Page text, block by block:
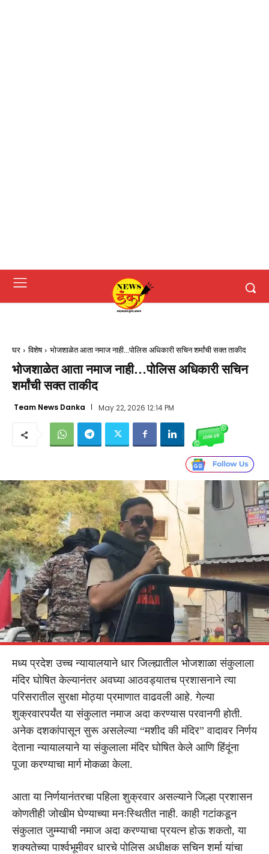
घर विशेष भोजशाळेत आता नमाज नाही...पोलिस अधिकारी सचिन शर्मांची सक्त ताकीद
भोजशाळेत आता नमाज नाही…पोलिस अधिकारी सचिन
शर्मांची सक्त ताकीद
Team News Danka May 22, 2026 12:14 PM
मध्य प्रदेश उच्च न्यायालयाने धार जिल्ह्यातील भोजशाळा संकुलाला
मंदिर घोषित केल्यानंतर अवघ्या आठवड्यातच प्रशासनाने त्या
परिसरातील सुरक्षा मोठ्या प्रमाणात वाढवली आहे. गेल्या
शुक्रवारपर्यंत या संकुलात नमाज अदा करण्यास परवानगी होती.
अनेक दशकांपासून सुरू असलेल्या “मशीद की मंदिर” वादावर निर्णय
देताना न्यायालयाने या संकुलाला मंदिर घोषित केले आणि हिंदूंना
पूजा करण्याचा मार्ग मोकळा केला.
आता या निर्णयानंतरचा पहिला शुक्रवार असल्याने जिल्हा प्रशासन
कोणतीही जोखीम घेण्याच्या मनःस्थितीत नाही. काही गटांकडून
संकुलात जुम्म्याची नमाज अदा करण्याचा प्रयत्न होऊ शकतो, या
शक्यतेच्या पार्श्वभूमीवर धारचे पोलिस अधीक्षक सचिन शर्मा यांचा